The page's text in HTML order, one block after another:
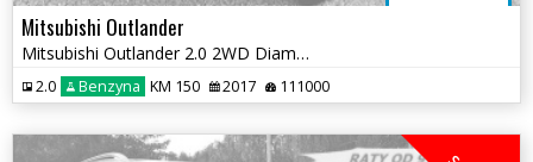
Mitsubishi Outlander
Mitsubishi Outlander 2.0 2WD Diamant Edition
2.0 Benzyna KM 150 2017 111000